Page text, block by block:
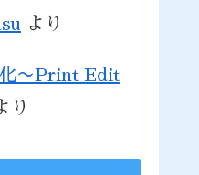
より
化〜Print Edit
り